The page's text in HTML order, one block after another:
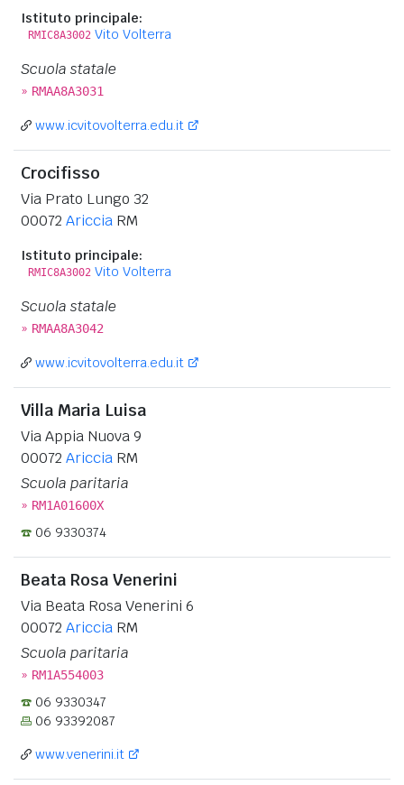
Istituto principale:
RMIC8A3002 Vito Volterra
Scuola statale
» RMAA8A3031
www.icvitovolterra.edu.it
Crocifisso
Via Prato Lungo 32
00072 Ariccia RM
Istituto principale:
RMIC8A3002 Vito Volterra
Scuola statale
» RMAA8A3042
www.icvitovolterra.edu.it
Villa Maria Luisa
Via Appia Nuova 9
00072 Ariccia RM
Scuola paritaria
» RM1A01600X
06 9330374
Beata Rosa Venerini
Via Beata Rosa Venerini 6
00072 Ariccia RM
Scuola paritaria
» RM1A554003
06 9330347
06 93392087
www.venerini.it